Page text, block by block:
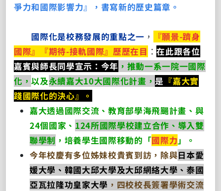
爭力和國際影響力』，書寫新的歷史篇章。
國際化是校務發展的重點之一 ，
『願景-躋身
國際』『期待-接軌國際』歷歷在目 ：在此跟各位
嘉賓與師長同學宣示 ：今年 ，推動一系一院一國際
化，以及永續嘉大10大國際化計畫， 是 『嘉大實
踐國際化的決心』。
嘉大透過國際交流、教育部學海飛颺計畫、與
24個國家、 124所國際學校建立合作、導入雙
聯學制 ，培養學生國際移動的「國際力 」。
今年校慶有多位姊妹校貴賓到訪，除與日本愛
媛大學、韓國大邱大學及大邱網絡大學、泰國
亞瓦拉隆功皇家大學 ，四校校長簽署學術交流